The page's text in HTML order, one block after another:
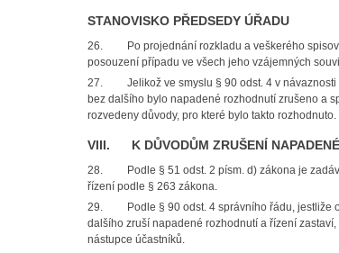
STANOVISKO PŘEDSEDY ÚŘADU
26. Po projednání rozkladu a veškerého
posouzení případu ve všech jeho vzájemných
27. Jelikož ve smyslu § 90 odst. 4 v návaznosti
bez dalšího bylo napadené rozhodnutí zrušeno a
rozvedeny důvody, pro které bylo takto rozhodnuto.
VIII. K DŮVODŮM ZRUŠENÍ
28. Podle § 51 odst. 2 písm. d) zákona je
řízení podle § 263 zákona.
29. Podle § 90 odst. 4 správního řádu, jestliže
dalšího zruší napadené rozhodnutí a řízení
nástupce účastníků.